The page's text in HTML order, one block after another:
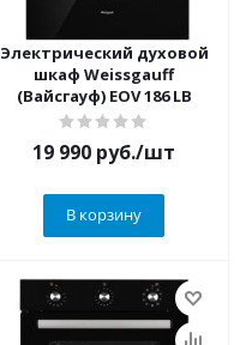
Электрический духовой
шкаф Weissgauff
(Вайсгауф) EOV 186 LB
19 990 руб./шт
В корзину